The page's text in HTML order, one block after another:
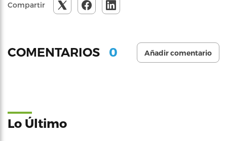
Compartir
COMENTARIOS 0 Añadir comentario
Lo Último